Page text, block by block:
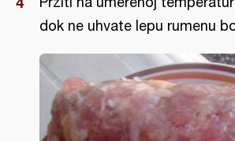
dok ne uhvate lepu rumenu